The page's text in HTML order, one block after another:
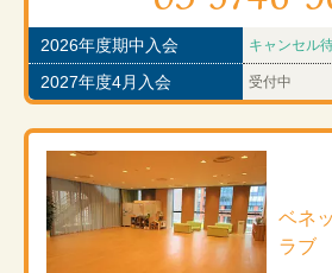
2026年度期中入会 キャンセル
2027年度4月入会 受付中
ベネ
ラブ